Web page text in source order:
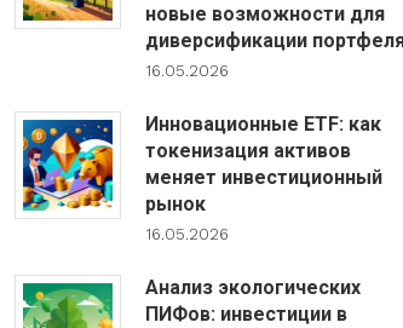
новые возможности для
диверсификации
16.05.2026
Инновационные ETF: как
токенизация активов
меняет инвестиционный
рынок
16.05.2026
Анализ экологических
ПИФов: инвестиции в